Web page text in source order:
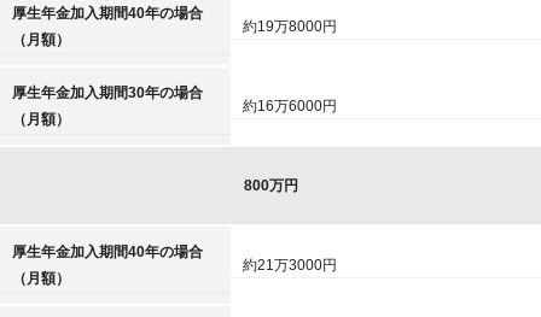
厚生年金加入期間40年の場合
（月額）
約19万8000円
厚生年金加入期間30年の場合
（月額）
約16万6000円
800万円
厚生年金加入期間40年の場合
（月額）
約21万3000円